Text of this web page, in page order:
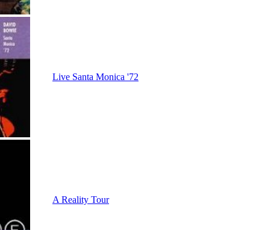
Live Santa Monica '72
A Reality Tour